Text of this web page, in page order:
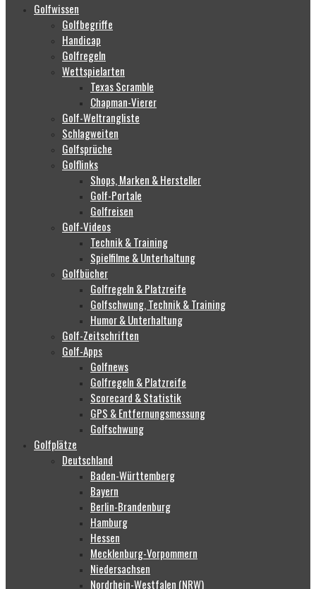
Golfwissen
Golfbegriffe
Handicap
Golfregeln
Wettspielarten
Texas Scramble
Chapman-Vierer
Golf-Weltrangliste
Schlagweiten
Golfsprüche
Golflinks
Shops, Marken & Hersteller
Golf-Portale
Golfreisen
Golf-Videos
Technik & Training
Spielfilme & Unterhaltung
Golfbücher
Golfregeln & Platzreife
Golfschwung, Technik & Training
Humor & Unterhaltung
Golf-Zeitschriften
Golf-Apps
Golfnews
Golfregeln & Platzreife
Scorecard & Statistik
GPS & Entfernungsmessung
Golfschwung
Golfplätze
Deutschland
Baden-Württemberg
Bayern
Berlin-Brandenburg
Hamburg
Hessen
Mecklenburg-Vorpommern
Niedersachsen
Nordrhein-Westfalen (NRW)